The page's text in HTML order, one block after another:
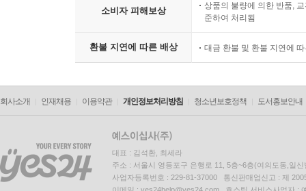
소비자 피해보상
상품의 불량에 의한 반품,
준하여 처리됨
환불 지연에 따른 배상 대금 환불 및 환불 지연에
회사소개 인재채용 이용약관 개인정보처리방침 청소년보호정책 도서홍보안내
대표 : 김석환, 최세라
주소 : 서울시 영등포구 은행로 11, 5층~6층(여의도동,일신
사업자등록번호 : 229-81-37000 통신판매업신고 : 제